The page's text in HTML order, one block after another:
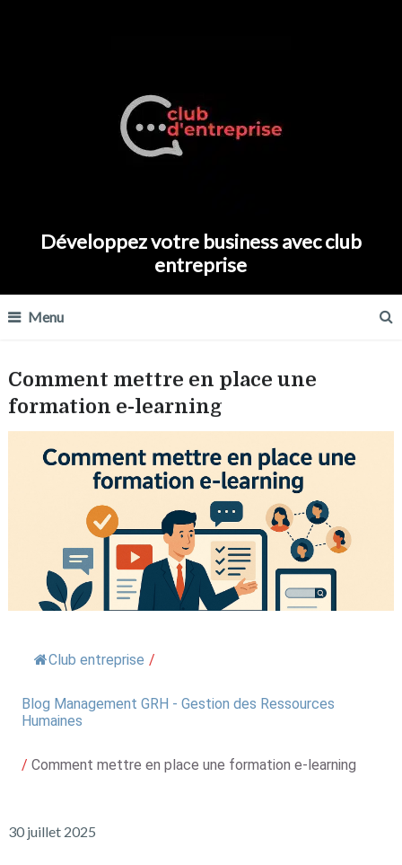
Développez votre business avec club
entreprise
Menu
Comment mettre en place une
formation e-learning
Club entreprise /
Blog Management GRH - Gestion des Ressources
Humaines
/ Comment mettre en place une formation e-learning
30 juillet 2025